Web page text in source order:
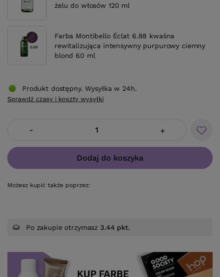
żelu do włosów 120 ml
Farba Montibello Éclat 6.88 kwaśna
rewitalizująca intensywny purpurowy ciemny
blond 60 ml
- +
Dodaj do koszyka
Możesz kupić także poprzez:
Produkt dostępny. Wysyłka w 24h.
Sprawdź czasy i koszty wysyłki
Po zakupie otrzymasz 3.44 pkt.